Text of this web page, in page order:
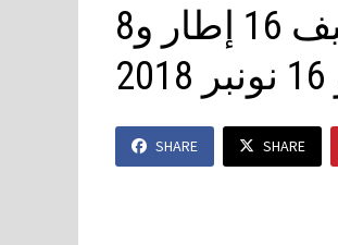
وكالة التنمية الرقمية: مباريات توظيف 16 إطار و8
SHARE SHARE